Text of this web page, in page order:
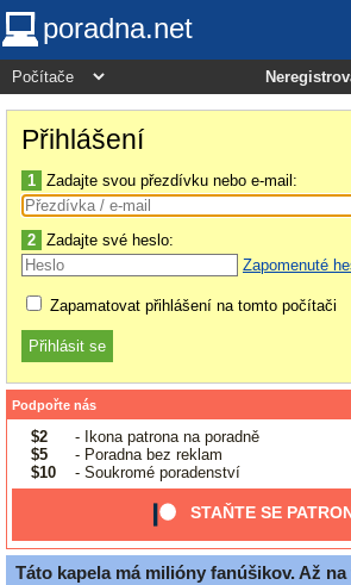
poradna.net
Přihlášení
1 Zadajte svou přezdívku nebo e-mail:
2 Zadajte své heslo:
Zapomenuté
Zapamatovat přihlášení na tomto počítači
Podpořte nás
$2
- Ikona patrona na poradně
$5
- Poradna bez reklam
$10
- Soukromé poradenství
STAŇTE SE
Táto kapela má milióny fanúšikov. Až